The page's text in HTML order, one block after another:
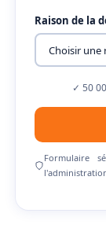
Raison de la
✓ 50
Formulaire